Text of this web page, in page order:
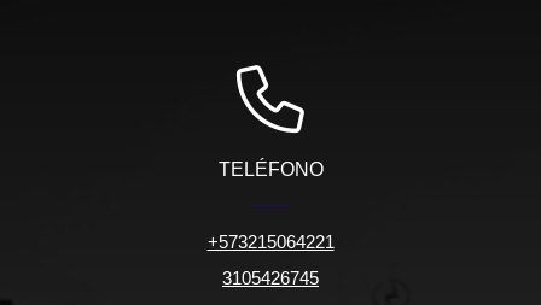
TELÉFONO
+573215064221
3105426745